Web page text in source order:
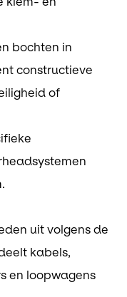
bochten in
constructieve
of
uit volgens de
kabels,
en loopwagens